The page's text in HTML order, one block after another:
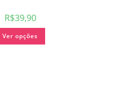
R$39,90
Ver opções